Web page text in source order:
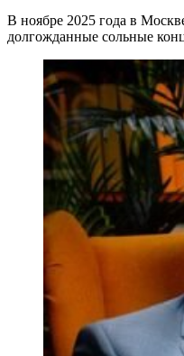
В ноябре 2025 года в
долгожданные сольные